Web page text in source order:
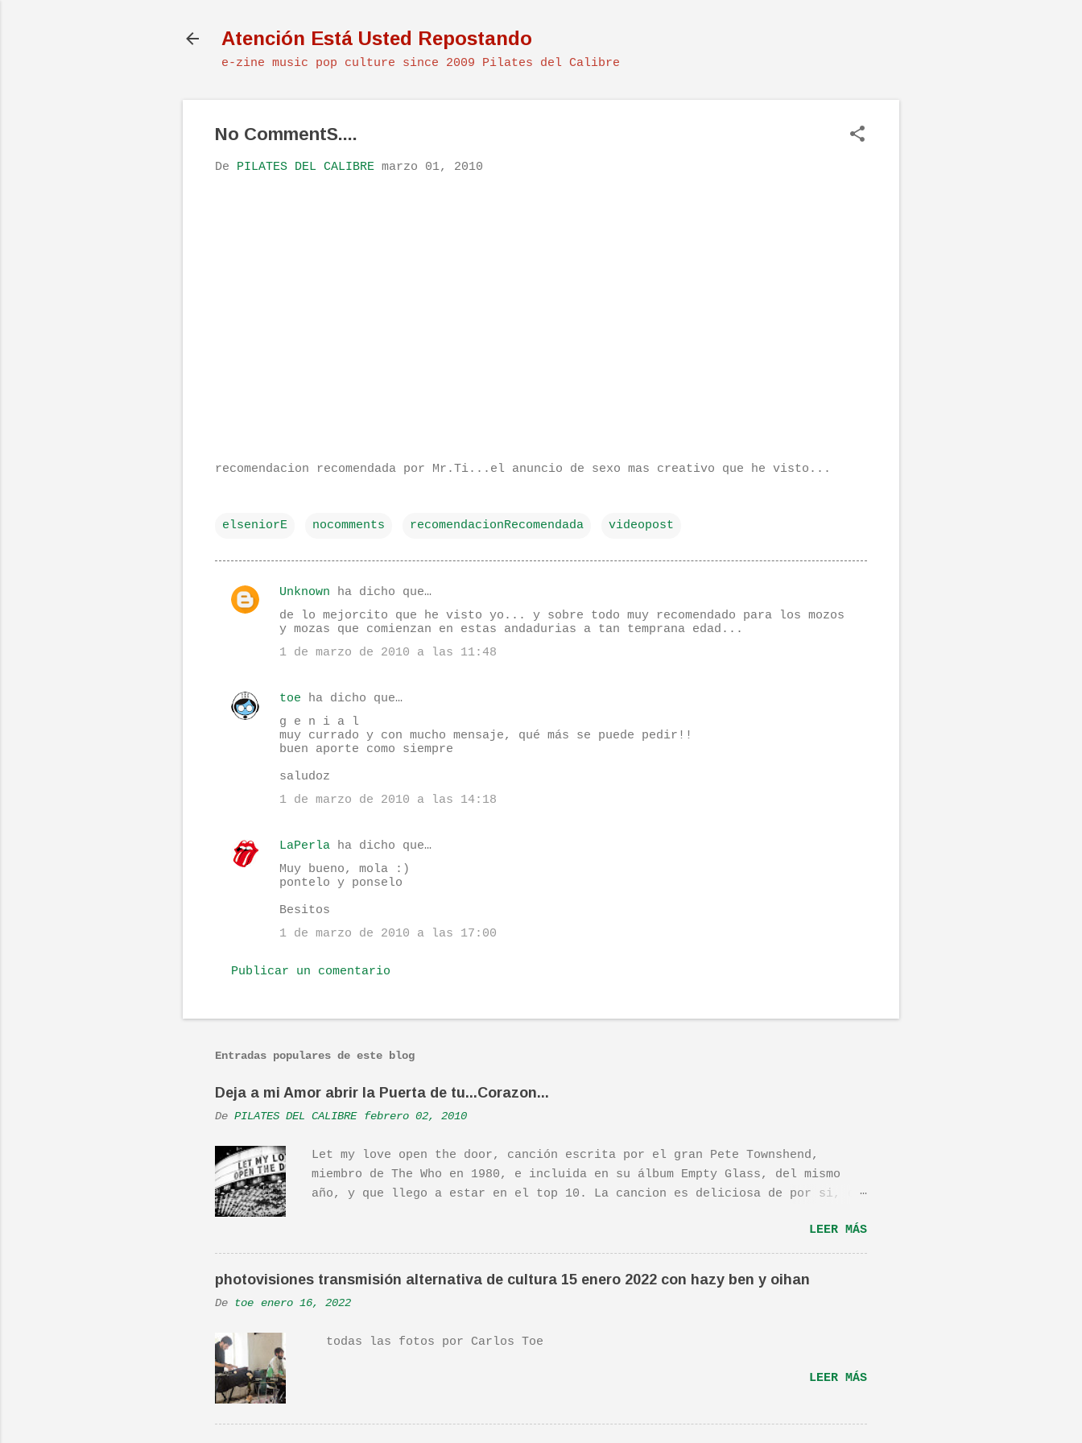
Atención Está Usted Repostando
e-zine music pop culture since 2009 Pilates del Calibre
No CommentS....
De PILATES DEL CALIBRE marzo 01, 2010
recomendacion recomendada por Mr.Ti...el anuncio de sexo mas creativo que he visto...
elseniorE nocomments recomendacionRecomendada videopost
C
n
t
Unknown ha dicho que…
de lo mejorcito que he visto yo... y sobre todo muy recomendado para los mozos
y mozas que comienzan en estas andadurias a tan temprana edad...
1 de marzo de 2010 a las 11:48
toe ha dicho que…
g e n i a l
muy currado y con mucho mensaje, qué más se puede pedir!!
buen aporte como siempre
saludoz
1 de marzo de 2010 a las 14:18
LaPerla ha dicho que…
Muy bueno, mola :)
pontelo y ponselo
Besitos
1 de marzo de 2010 a las 17:00
Publicar un comentario
Entradas populares de este blog
Deja a mi Amor abrir la Puerta de tu...Corazon...
De PILATES DEL CALIBRE febrero 02, 2010
Let my love open the door, canción escrita por el gran Pete Townshend,
miembro de The Who en 1980, e incluida en su álbum Empty Glass, del mismo
año, y que llego a estar en el top 10. La cancion es deliciosa de por si, de
una actuación de Pete. Ayer pude ver una estupenda película llamada "Dan in
Real Life". Recomendada por TOE hace unos posts.Yo también os la recomiendo.
En una escena de la peli Dan y su hermano interpretan esta canción.De hecho
la Banda sonora, interpretada por Sondre Lerche , incluye una magnifica Per-
Versión de este tema de Townshend. PINCHA AQUÍ Y LA TENDRÁS...
LEER MÁS
photovisiones transmisión alternativa de cultura 15 enero 2022 con hazy ben y oihan
De toe enero 16, 2022
todas las fotos por Carlos Toe
LEER MÁS